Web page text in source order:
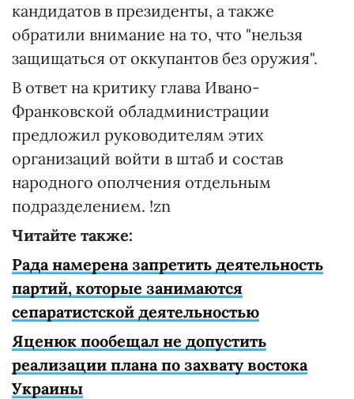
кандидатов в президенты, а также
обратили внимание на то, что "нельзя
защищаться от оккупантов без оружия".
В ответ на критику глава Ивано-
Франковской обладминистрации
предложил руководителям этих
организаций войти в штаб и состав
народного ополчения отдельным
подразделением. !zn
Читайте также:
Рада намерена запретить деятельность
партий, которые занимаются
сепаратистской деятельностью
Яценюк пообещал не допустить
реализации плана по захвату востока
Украины